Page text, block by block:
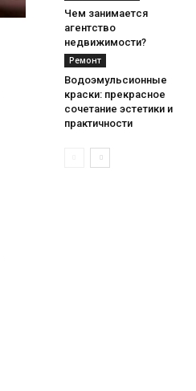
Чем занимается
агентство
недвижимости?
Ремонт
Водоэмульсионные
краски: прекрасное
сочетание эстетики и
практичности